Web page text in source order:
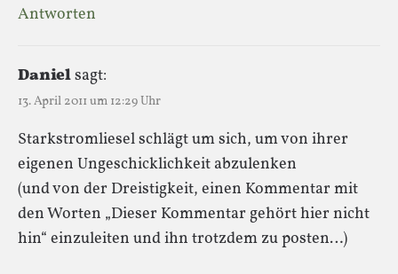
Antworten
Danielsagt:
13. April 2011 um 12:29 Uhr
Starkstromliesel schlägt um sich, um von ihrer
eigenen Ungeschicklichkeit abzulenken
(und von der Dreistigkeit, einen Kommentar mit
den Worten „Dieser Kommentar gehört hier nicht
hin“ einzuleiten und ihn trotzdem zu posten…)